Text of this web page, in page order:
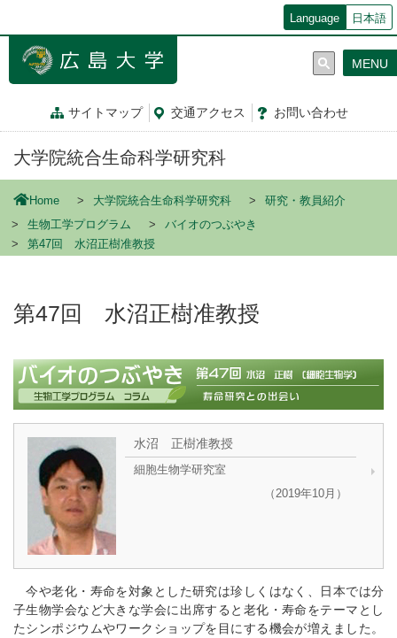
ン
Language 日本語
サイトマップ 交通アクセス お問い合わせ
MENU
大学院統合生命科学研究科
Home 大学院統合生命科学研究科
研究・教員紹介
生物工学プログラム
バイオのつぶやき
第47回 水沼正樹准教授
第47回 水沼正樹准教授
水沼 正樹准教授
細胞生物学研究室
（2019年10月）
今や老化・寿命を対象とした研究は珍しくはなく、日本では分
子生物学会など大きな学会に出席すると老化・寿命をテーマとし
たシンポジウムやワークショップを目にする機会が増えました。